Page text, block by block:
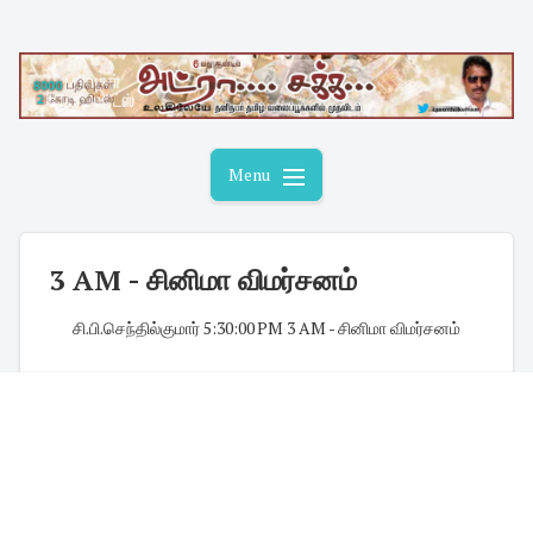
content
Menu
3 AM - சினிமா விமர்சனம்
சி.பி.செந்தில்குமார்5:30:00 PM 3 AM - சினிமா விமர்சனம்